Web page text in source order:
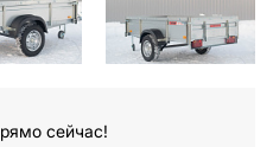
сейчас!